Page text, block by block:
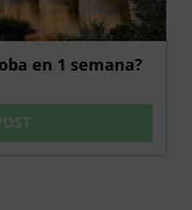
en 1 semana?